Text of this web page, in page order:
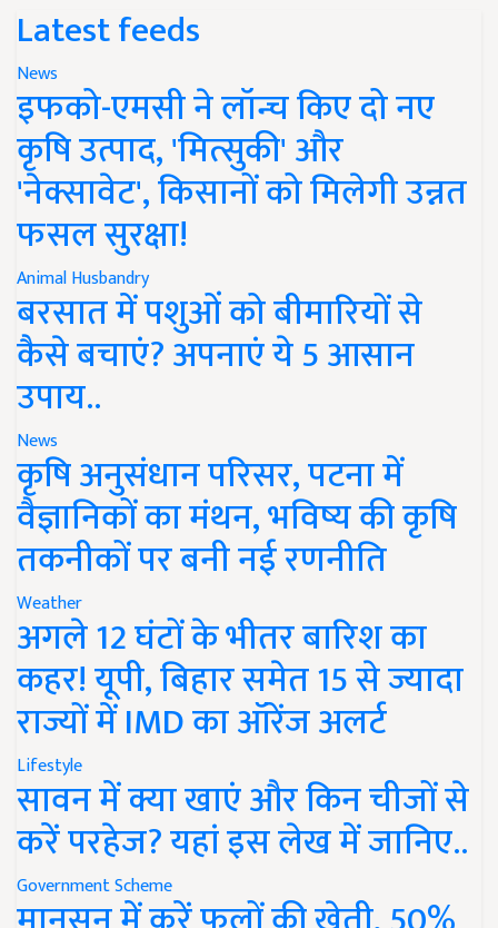
Latest feeds
News
इफको-एमसी ने लॉन्च किए दो नए
कृषि उत्पाद, 'मित्सुकी' और
'नेक्सावेट', किसानों को मिलेगी उन्नत
फसल सुरक्षा!
Animal Husbandry
बरसात में पशुओं को बीमारियों से
कैसे बचाएं? अपनाएं ये 5 आसान
उपाय..
News
कृषि अनुसंधान परिसर, पटना में
वैज्ञानिकों का मंथन, भविष्य की कृषि
तकनीकों पर बनी नई रणनीति
Weather
अगले 12 घंटों के भीतर बारिश का
कहर! यूपी, बिहार समेत 15 से ज्यादा
राज्यों में IMD का ऑरेंज अलर्ट
Lifestyle
सावन में क्या खाएं और किन चीजों से
करें परहेज? यहां इस लेख में जानिए..
Government Scheme